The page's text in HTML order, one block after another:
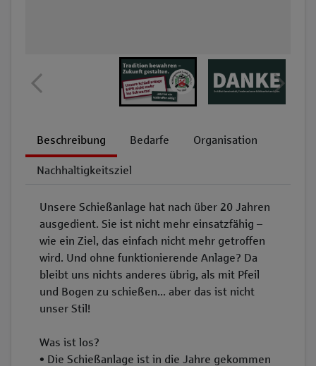
Beschreibung Bedarfe Organisation
Nachhaltigkeitsziel
Unsere Schießanlage hat nach über 20 Jahren
ausgedient. Sie ist nicht mehr einsatzfähig –
wie ein Ziel, das einfach nicht mehr getroffen
wird. Und ohne funktionierende Anlage? Da
bleibt uns nichts anderes übrig, als mit Pfeil
und Bogen zu schießen... aber das ist nicht
unser Stil!
Was ist los?
• Die Schießanlage ist in die Jahre gekommen